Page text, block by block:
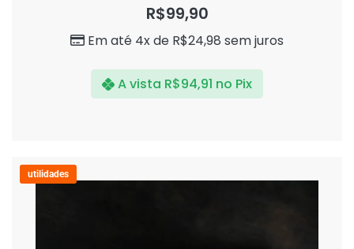
de
R$99,90
Em até 4x de R$24,98 sem juros
A vista R$94,91 no Pix
utilidades